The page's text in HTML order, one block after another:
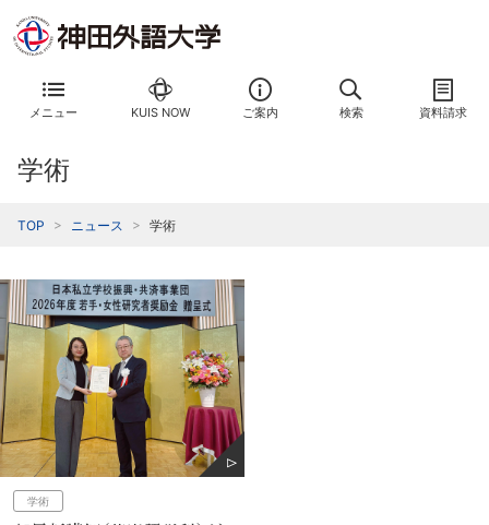
メニュー KUIS NOW ご案内 検索 資料請求
学術
TOP ニュース 学術
学術